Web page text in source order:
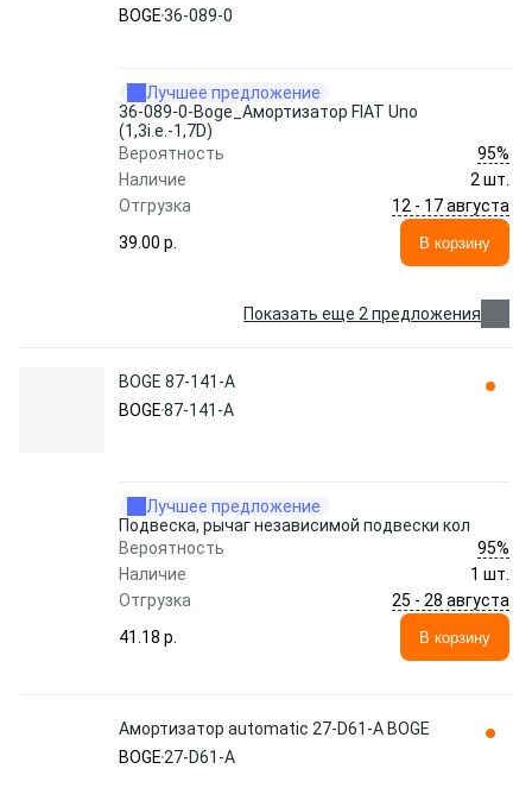
BOGE36-089-0
Лучшее предложение
36-089-0-Boge_Амортизатор FIAT Uno
(1,3i.e.-1,7D)
Вероятность
95%
Наличие
2 шт.
Отгрузка
12 - 17 августа
39.00 p.
В корзину
Показать еще 2 предложения
BOGE 87-141-A
BOGE87-141-A
Лучшее предложение
Подвеска, рычаг независимой подвески кол
Вероятность
95%
Наличие
1 шт.
Отгрузка
25 - 28 августа
41.18 p.
В корзину
Амортизатор automatic 27-D61-A BOGE
BOGE 27-D61-A